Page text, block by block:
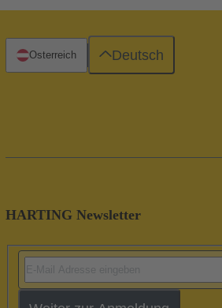
HARTING Newsletter
Österreich Deutsch